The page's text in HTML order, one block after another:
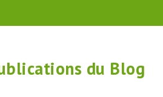
du Blog